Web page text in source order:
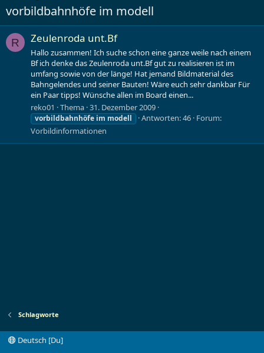
vorbildbahnhöfe im modell
R Zeulenroda unt.Bf
Hallo zusammen! Ich suche schon eine ganze weile nach einem
Bf ich denke das Zeulenroda unt.Bf gut zu realisieren ist im
umfang sowie von der länge! Hat jemand Bildmaterial des
Bahngelendes und seiner Bauten! Wäre euch sehr dankbar Für
ein Paar tipps! Wünsche allen im Board einen...
reko01
Thema 31. Dezember 2009
vorbildbahnhöfe im modell Antworten: 46 Forum:
Vorbildinformationen
Schlagworte
Deutsch [Du]